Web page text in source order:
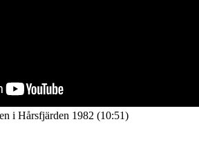
i Hårsfjärden 1982 (10:51)